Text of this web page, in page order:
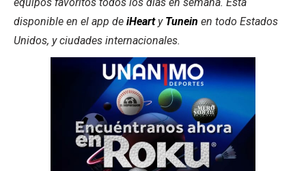
disponible en el app de iHeart y Tunein en todo Estados
Unidos, y ciudades internacionales.